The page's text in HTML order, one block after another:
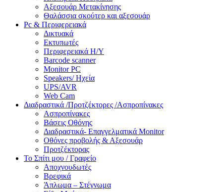
Αξεσουάρ Μετακίνησης
Θαλάσσια σκούτερ και αξεσουάρ
Pc & Περιφερειακά
Δικτυακά
Εκτυπωτές
Περιφερειακά Η/Υ
Barcode scanner
Monitor PC
Speakers/ Ηχεία
UPS/AVR
Web Cam
Διαδραστικά /Προτζέκτορες /Ασπροπίνακες
Ασπροπίνακες
Βάσεις Οθόνης
Διαδραστικά- Επαγγελματικά Monitor
Οθόνες προβολής & Αξεσουάρ
Προτζέκτορας
Το Σπίτι μου / Γραφείο
Αποχνουδωτές
Βρεφικά
Άπλωμα – Στέγνωμα